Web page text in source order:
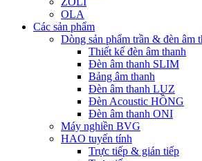
OLA
Các sản phẩm
Dòng sản phẩm trần & đèn âm
Thiết kế đèn âm thanh
Đèn âm thanh SLIM
Bảng âm thanh
Đèn âm thanh LUZ
Đèn Acoustic HỒNG
Đèn âm thanh ONI
Máy nghiền BVG
HAO tuyến tính
Trực tiếp & gián tiếp